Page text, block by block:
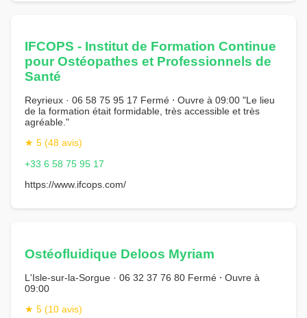
IFCOPS - Institut de Formation Continue
pour Ostéopathes et Professionnels de
Santé
Reyrieux · 06 58 75 95 17 Fermé ⋅ Ouvre à 09:00 "Le lieu
de la formation était formidable, très accessible et très
agréable."
★ 5 (48 avis)
+33 6 58 75 95 17
https://www.ifcops.com/
Ostéofluidique Deloos Myriam
L'Isle-sur-la-Sorgue · 06 32 37 76 80 Fermé ⋅ Ouvre à
09:00
★ 5 (10 avis)